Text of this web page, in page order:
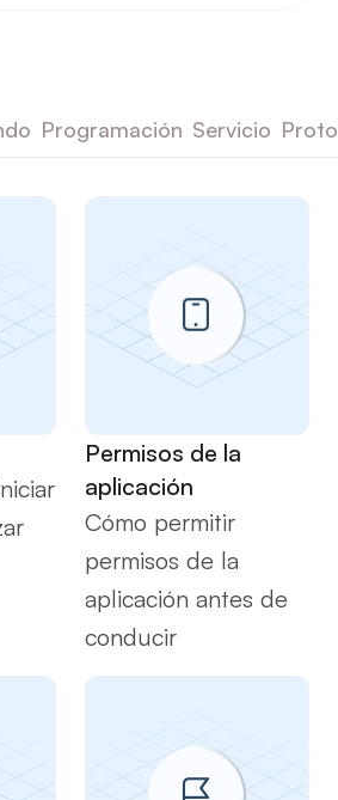
Programación Servicio
Permisos de la
aplicación
Cómo permitir
permisos de la
aplicación antes de
conducir